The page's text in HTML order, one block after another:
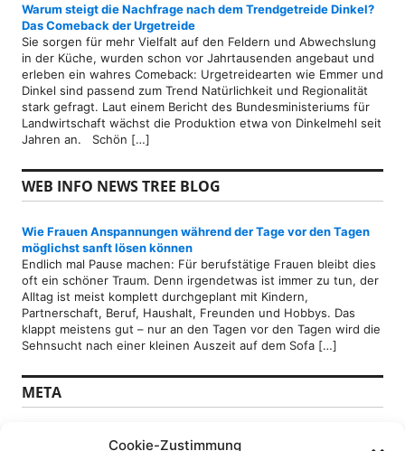
Cookie-Zustimmung
Warum steigt die Nachfrage nach dem Trendgetreide Dinkel?
Das Comeback der Urgetreide
Sie sorgen für mehr Vielfalt auf den Feldern und Abwechslung
in der Küche, wurden schon vor Jahrtausenden angebaut und
erleben ein wahres Comeback: Urgetreidearten wie Emmer und
Dinkel sind passend zum Trend Natürlichkeit und Regionalität
stark gefragt. Laut einem Bericht des Bundesministeriums für
Landwirtschaft wächst die Produktion etwa von Dinkelmehl seit
Jahren an. Schön […]
WEB INFO NEWS TREE BLOG
Wie Frauen Anspannungen während der Tage vor den Tagen
möglichst sanft lösen können
Endlich mal Pause machen: Für berufstätige Frauen bleibt dies
oft ein schöner Traum. Denn irgendetwas ist immer zu tun, der
Alltag ist meist komplett durchgeplant mit Kindern,
Partnerschaft, Beruf, Haushalt, Freunden und Hobbys. Das
klappt meistens gut – nur an den Tagen vor den Tagen wird die
Sehnsucht nach einer kleinen Auszeit auf dem Sofa […]
META